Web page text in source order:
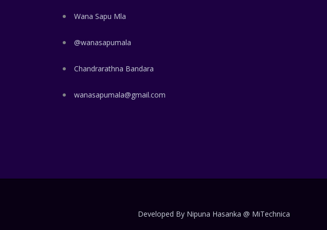
Wana Sapu Mla
@wanasapumala
Chandrarathna Bandara
wanasapumala@gmail.com
Developed By Nipuna Hasanka @ MiTechnica